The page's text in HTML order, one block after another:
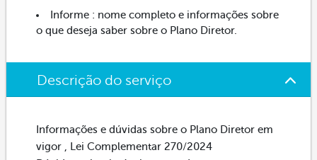
Informe : nome completo e informações sobre
o que deseja saber sobre o Plano Diretor.
Descrição do serviço
Informações e dúvidas sobre o Plano Diretor em
vigor , Lei Complementar 270/2024